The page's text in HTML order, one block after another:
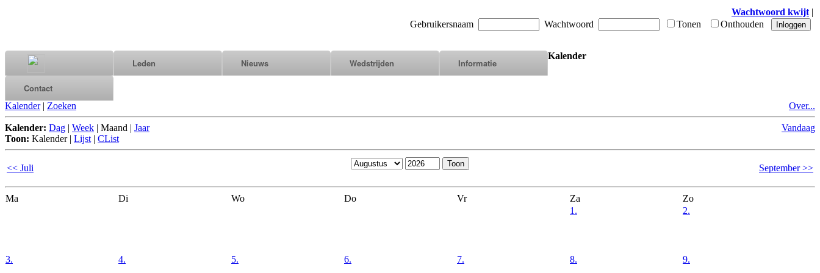
Wachtwoord kwijt |
Gebruikersnaam
Wachtwoord Tonen Onthouden
Leden Nieuws Wedstrijden Informatie
Contact
Kalender
Kalender | Zoeken Over...
Kalender: Dag | Week | Maand | Jaar
Toon: Kalender| Lijst | CList
Vandaag
<< Juli September >>
Ma Di Wo Do Vr Za
Zo
1.
2.
3. 4. 5. 6. 7. 8. 9.